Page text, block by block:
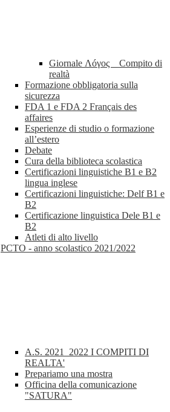
Giornale Λóγος _ Compito di
realtà
Formazione obbligatoria sulla
sicurezza
FDA 1 e FDA 2 Français des
affaires
Esperienze di studio o formazione
all’estero
Debate
Cura della biblioteca scolastica
Certificazioni linguistiche B1 e B2
lingua inglese
Certificazioni linguistiche: Delf B1 e
B2
Certificazione linguistica Dele B1 e
B2
Atleti di alto livello
PCTO - anno scolastico 2021/2022
A.S. 2021_2022 I COMPITI DI
REALTA'
Prepariamo una mostra
Officina della comunicazione
"SATURA"